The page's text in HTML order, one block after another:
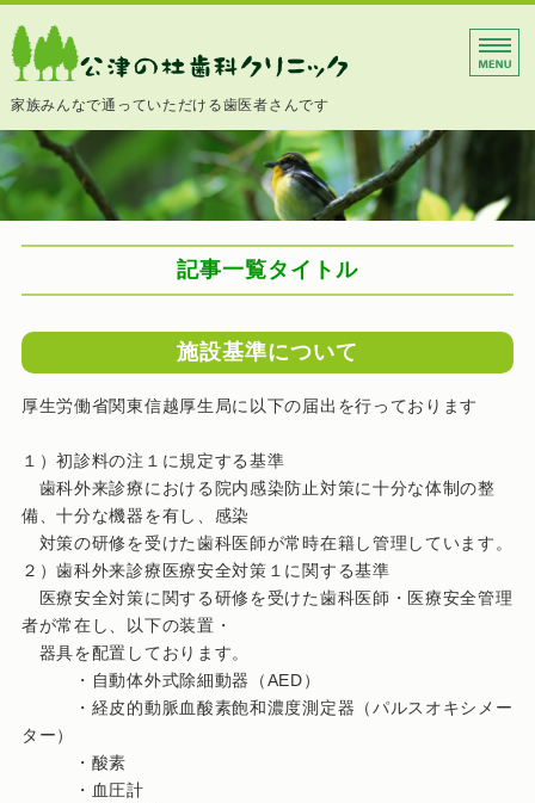
千葉県成田市の
家族みんなで通っていただける歯医者さんです
ホーム
診療内容
記事一覧タイトル
施設基準について
厚生労働省関東信越厚生局に以下の届出を行っております
１）初診料の注１に規定する基準
歯科外来診療における院内感染防止対策に十分な体制の整
備、十分な機器を有し、感染
対策の研修を受けた歯科医師が常時在籍し管理しています。
２）歯科外来診療医療安全対策１に関する基準
医療安全対策に関する研修を受けた歯科医師・医療安全管理
者が常在し、以下の装置・
器具を配置しております。
・自動体外式除細動器（AED）
・経皮的動脈血酸素飽和濃度測定器（パルスオキシメー
ター）
・酸素
・血圧計